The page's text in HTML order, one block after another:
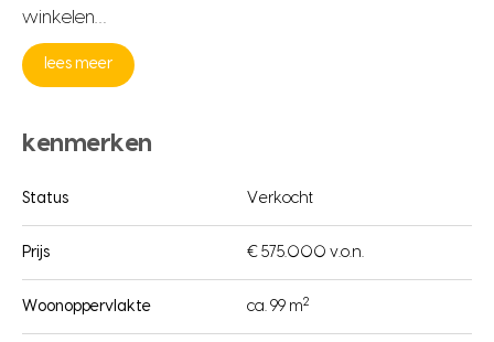
winkelen…
lees meer
kenmerken
Status Verkocht
Prijs € 575.000 v.o.n.
Woonoppervlakte ca. 99 m2